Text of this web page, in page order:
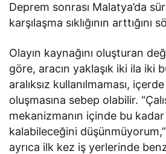
Deprem sonrası Malatya’da
karşılaşma sıklığının arttığını
Olayın kaynağını oluşturan
göre, aracın yaklaşık iki ila iki
aralıksız kullanılmaması,
oluşmasına sebep olabilir.
mekanizmanın içinde bu
kalabileceğini
ayrıca ilk kez iş yerlerinde